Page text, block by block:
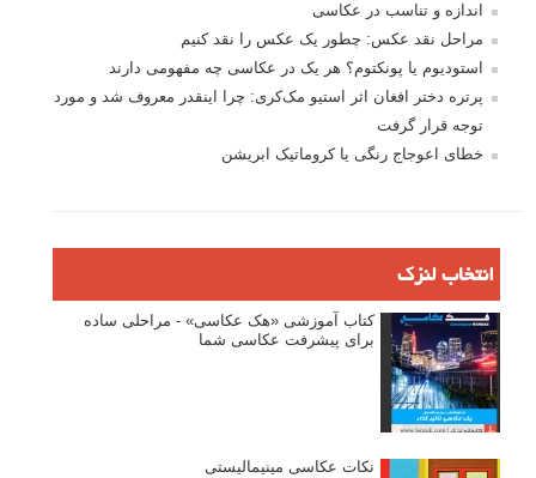
اندازه و تناسب در عکاسی
مراحل نقد عکس: چطور یک عکس را نقد کنیم
استودیوم یا پونکتوم؟ هر یک در عکاسی چه مفهومی دارند
پرتره دختر افغان اثر استیو مک‌کری: چرا اینقدر معروف شد و مورد
توجه قرار گرفت
خطای اعوجاج رنگی یا کروماتیک ابریشن
انتخاب لنزک
کتاب آموزشی «هک عکاسی» - مراحلی ساده
برای پیشرفت عکاسی شما
نکات عکاسی مینیمالیستی